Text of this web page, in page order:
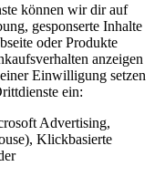
können wir dir auf
gesponserte Inhalte
oder Produkte
anzeigen
Einwilligung setzen
ein:
Advertising,
Klickbasierte